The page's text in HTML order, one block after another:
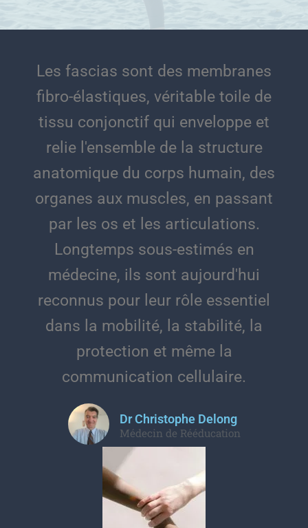
Les fascias sont des membranes
fibro-élastiques, véritable toile de
tissu conjonctif qui enveloppe et
relie l'ensemble de la structure
anatomique du corps humain, des
organes aux muscles, en passant
par les os et les articulations.
Longtemps sous-estimés en
médecine, ils sont aujourd'hui
reconnus pour leur rôle essentiel
dans la mobilité, la stabilité, la
protection et même la
communication cellulaire.
Dr Christophe Delong
Médecin de Rééducation